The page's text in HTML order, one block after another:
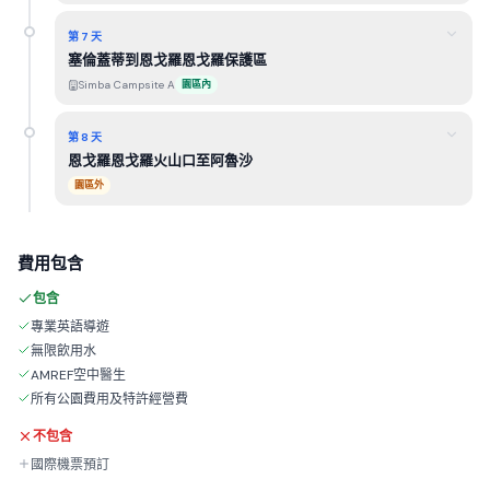
第 7 天
塞倫蓋蒂到恩戈羅恩戈羅保護區
Simba Campsite A 園區內
第 8 天
恩戈羅恩戈羅火山口至阿魯沙
園區外
費用包含
包含
專業英語導遊
無限飲用水
AMREF空中醫生
所有公園費用及特許經營費
不包含
國際機票預訂